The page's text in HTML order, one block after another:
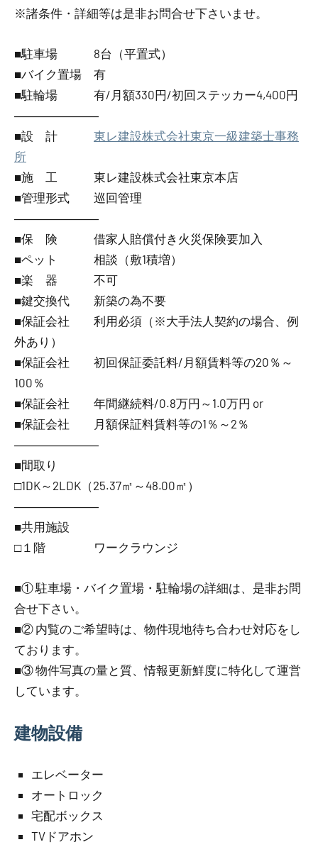
※諸条件・詳細等は是非お問合せ下さいませ。
■駐車場 8台（平置式）
■バイク置場 有
■駐輪場 有/月額330円/初回ステッカー4,400円
―――――――
■設 計 東レ建設株式会社東京一級建築士事務
所
■施 工 東レ建設株式会社東京本店
■管理形式 巡回管理
―――――――
■保 険 借家人賠償付き火災保険要加入
■ペット 相談（敷1積増）
■楽 器 不可
■鍵交換代 新築の為不要
■保証会社 利用必須（※大手法人契約の場合、例
外あり）
■保証会社 初回保証委託料/月額賃料等の20％～
100％
■保証会社 年間継続料/0.8万円～1.0万円 or
■保証会社 月額保証料賃料等の1％～2％
―――――――
■間取り
□1DK～2LDK（25.37㎡～48.00㎡）
―――――――
■共用施設
□１階 ワークラウンジ
■① 駐車場・バイク置場・駐輪場の詳細は、是非お問
合せ下さい。
■② 内覧のご希望時は、物件現地待ち合わせ対応をし
ております。
■③ 物件写真の量と質、情報更新鮮度に特化して運営
しています。
建物設備
エレベーター
オートロック
宅配ボックス
TVドアホン